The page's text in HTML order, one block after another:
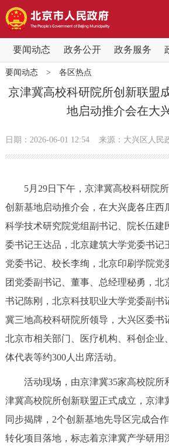
要闻动态 政务公开 政务服务
要闻动态
党中央精神
会议信息
市领导 机构职能
政策兑现 政策解读
决策公开 专题公开
政务服务
个人服务 法人服务
中介服务 阳光政务
政民互动
要闻动态> 各区热点
京津冀高校科研院所创新联盟
地启动推介会在大
日期：2026-06-01 12:54 来源：大兴区人民
5月29日下午，京津冀高校科研院所
创新基地启动推介会，在大兴庞各庄西
科学技术研究院党组副书记、院长伍建
委书记王达品，北京建筑大学党委书记
党委书记、校长李绚，北京印刷学院党
团党委副书记、董事、总经理秘勇，北
书记陈刚，北京科技职业大学党委副书
冀三地高校科研院所领导，大兴区委书
北京市相关部门、医疗机构、科创企业
体代表等约300人出席活动。
活动现场，由京津冀35家高校院所
津冀高校院所创新联盟正式成立，京津
同步揭牌，2个创新基地先导区完成合
转化项目落地，标志着京津冀产学研用